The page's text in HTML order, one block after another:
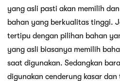
yang asli pasti akan memilih
bahan yang berkualitas tinggi.
tertipu dengan pilihan bahan
yang asli biasanya memilih
saat digunakan. Sedangkan
digunakan cenderung kasar